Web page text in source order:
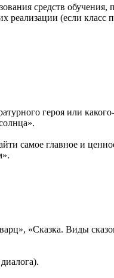
средств обучения,
реализации (если класс
героя или
самое главное и
«Сказка. Виды